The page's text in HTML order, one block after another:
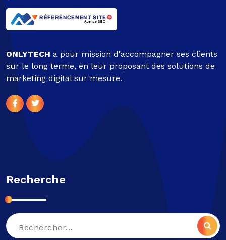
ONLYTECH a pour mission d'accompagner ses clients
sur le long terme, en leur proposant des solutions de
marketing digital sur mesure.
Recherche
Recherche